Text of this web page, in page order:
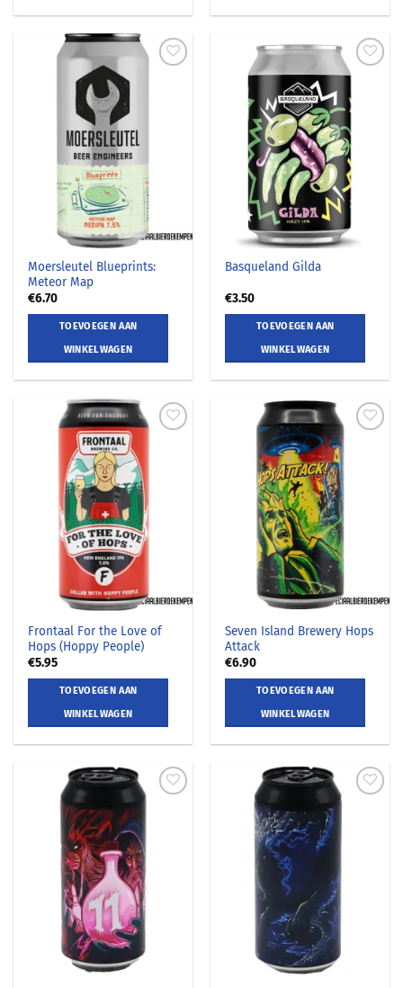
Moersleutel Blueprints:
Meteor Map
€6.70
TOEVOEGEN AAN
WINKELWAGEN
Basqueland Gilda
€3.50
TOEVOEGEN AAN
WINKELWAGEN
Frontaal For the Love of
Hops (Hoppy People)
€5.95
TOEVOEGEN AAN
WINKELWAGEN
Seven Island Brewery Hops
Attack
€6.90
TOEVOEGEN AAN
WINKELWAGEN